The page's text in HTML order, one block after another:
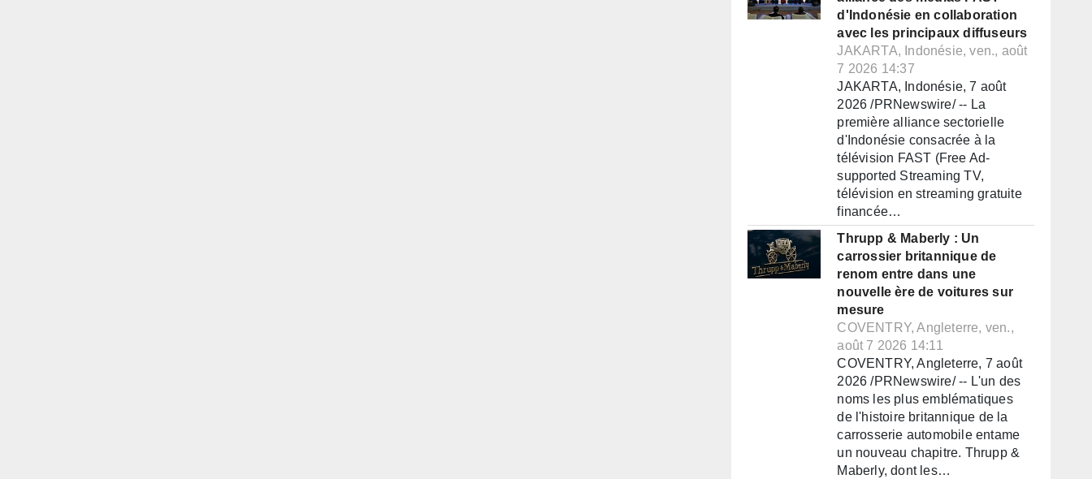
d'Indonésie en collaboration
avec les principaux diffuseurs
JAKARTA, Indonésie, ven., août
7 2026 14:37
JAKARTA, Indonésie, 7 août
2026 /PRNewswire/ -- La
première alliance sectorielle
d'Indonésie consacrée à la
télévision FAST (Free Ad-
supported Streaming TV,
télévision en streaming gratuite
financée…
Thrupp & Maberly : Un
carrossier britannique de
renom entre dans une
nouvelle ère de voitures sur
mesure
COVENTRY, Angleterre, ven.,
août 7 2026 14:11
COVENTRY, Angleterre, 7 août
2026 /PRNewswire/ -- L'un des
noms les plus emblématiques
de l'histoire britannique de la
carrosserie automobile entame
un nouveau chapitre. Thrupp &
Maberly, dont les…